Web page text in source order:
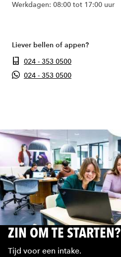
Werkdagen: 08:00 tot 17:00 uur
Liever bellen of appen?
024 - 353 0500
024 - 353 0500
ZIN OM TE STARTEN?
Tijd voor een intake.